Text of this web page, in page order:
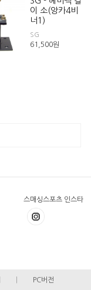
이 소(앙카4비
너1)
SG
61,500원
스매싱스포츠 인스타
PC버전